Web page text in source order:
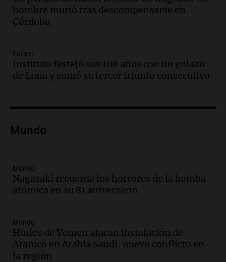
celebración única: 30.000 turistas y el
tradicional Toreo de la Vincha
Audio.Borges, abogada de Pourrain:
"Tres hombres se lo llevaron para
hacerle preguntas y nunca regresó"
Episodios
metros del río Suquía y retiraron hasta
Episodios
Audio.La historia de la servilleta que
firmó Jorge Messi para el primer
Episodios
Audio.Joan Gaspart: "Sin Jorge, no sé si
Messi hubiera llegado adonde llegó"
hombre murió tras descompensarse en
Córdoba
Fútbol
Instituto festejó sus 108 años con un golazo
de Luna y sumó su tercer triunfo consecutivo
Mundo
Mundo
Nagasaki recuerda los horrores de la bomba
atómica en su 81 aniversario
Mundo
Hutíes de Yemen atacan instalación de
Aramco en Arabia Saudí: nuevo conflicto en
la región